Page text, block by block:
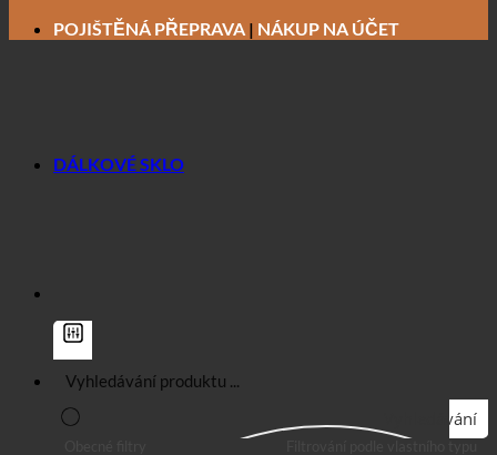
POJIŠTĚNÁ PŘEPRAVA | NÁKUP NA ÚČET
Vyhledávání
DÁLKOVÉ SKLO